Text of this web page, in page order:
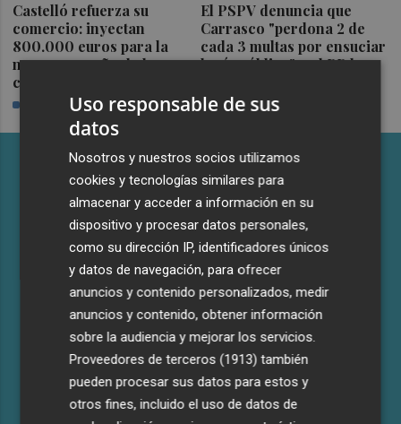
Castelló refuerza su
comercio: inyectan
800.000 euros para la
nueva campaña de bonos
comerciales
El PSPV denuncia que
Carrasco "perdona 2 de
cada 3 multas por ensuciar
la vía pública" y el PP le
PLAZA
Castelló apuesta por convertir el
eclipse en un referente científico:
recibirá a un gran equipo de
expertos
Uso responsable de sus
datos
Nosotros y nuestros socios utilizamos
cookies y tecnologías similares para
almacenar y acceder a información en su
dispositivo y procesar datos personales,
como su dirección IP, identificadores únicos
y datos de navegación, para ofrecer
anuncios y contenido personalizados, medir
anuncios y contenido, obtener información
sobre la audiencia y mejorar los servicios.
Proveedores de terceros (1913) también
pueden procesar sus datos para estos y
otros fines, incluido el uso de datos de